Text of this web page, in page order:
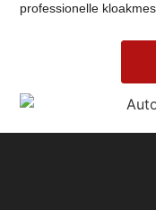
professionelle